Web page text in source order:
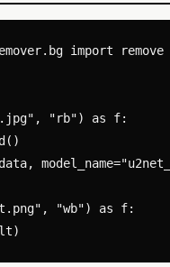
import remove
"rb") as f:
"wb") as f: